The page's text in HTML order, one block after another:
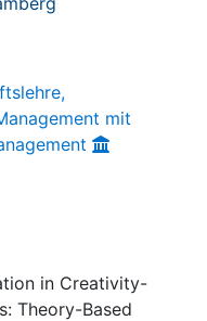
mit
in Creativity-
Theory-Based